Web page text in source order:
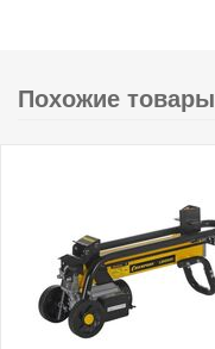
Похожие товары